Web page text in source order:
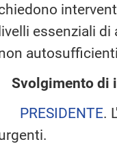
essenziali di
Svolgimento di
PRESIDENTE.